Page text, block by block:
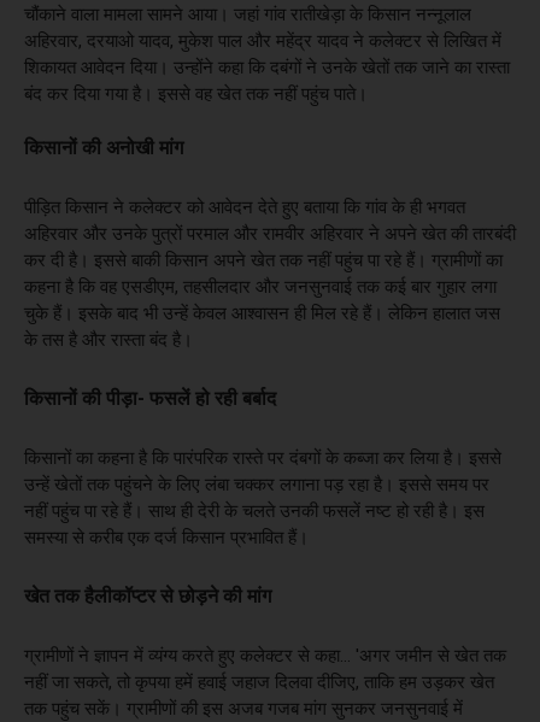
चौंकाने वाला मामला सामने आया। जहां गांव रातीखेड़ा के किसान नन्नूलाल
अहिरवार, दरयाओ यादव, मुकेश पाल और महेंद्र यादव ने कलेक्टर से लिखित में
शिकायत आवेदन दिया। उन्होंने कहा कि दबंगों ने उनके खेतों तक जाने का रास्ता
बंद कर दिया गया है। इससे वह खेत तक नहीं पहुंच पाते।
किसानों की अनोखी मांग
पीड़ित किसान ने कलेक्टर को आवेदन देते हुए बताया कि गांव के ही भगवत
अहिरवार और उनके पुत्रों परमाल और रामवीर अहिरवार ने अपने खेत की तारबंदी
कर दी है। इससे बाकी किसान अपने खेत तक नहीं पहुंच पा रहे हैं। ग्रामीणों का
कहना है कि वह एसडीएम, तहसीलदार और जनसुनवाई तक कई बार गुहार लगा
चुके हैं। इसके बाद भी उन्हें केवल आश्वासन ही मिल रहे हैं। लेकिन हालात जस
के तस है और रास्ता बंद है।
किसानों की पीड़ा- फसलें हो रही बर्बाद
किसानों का कहना है कि पारंपरिक रास्ते पर दंबगों के कब्जा कर लिया है। इससे
उन्हें खेतों तक पहुंचने के लिए लंबा चक्कर लगाना पड़ रहा है। इससे समय पर
नहीं पहुंच पा रहे हैं। साथ ही देरी के चलते उनकी फसलें नष्ट हो रही है। इस
समस्या से करीब एक दर्ज किसान प्रभावित हैं।
खेत तक हैलीकॉप्टर से छोड़ने की मांग
ग्रामीणों ने ज्ञापन में व्यंग्य करते हुए कलेक्टर से कहा… 'अगर जमीन से खेत तक
नहीं जा सकते, तो कृपया हमें हवाई जहाज दिलवा दीजिए, ताकि हम उड़कर खेत
तक पहुंच सकें। ग्रामीणों की इस अजब गजब मांग सुनकर जनसुनवाई में